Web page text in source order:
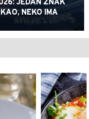
JEDAN ZNAK
NEKO IMA
0